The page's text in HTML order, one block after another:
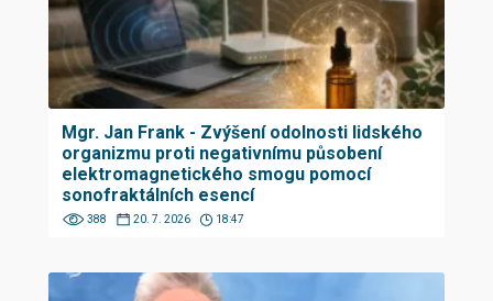
Mgr. Jan Frank - Zvýšení odolnosti lidského
organizmu proti negativnímu působení
elektromagnetického smogu pomocí
sonofraktálních esencí
388 20. 7. 2026 18:47